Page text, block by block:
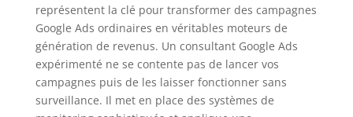
représentent la clé pour transformer des campagnes
Google Ads ordinaires en véritables moteurs de
génération de revenus. Un consultant Google Ads
expérimenté ne se contente pas de lancer vos
campagnes puis de les laisser fonctionner sans
surveillance. Il met en place des systèmes de